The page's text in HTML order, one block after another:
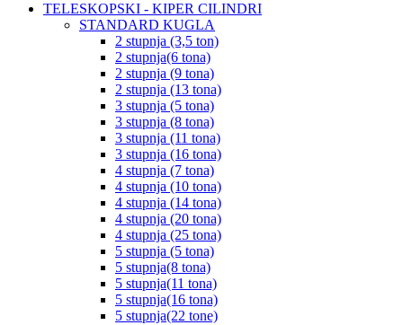
TELESKOPSKI - KIPER CILINDRI
STANDARD KUGLA
2 stupnja (3,5 ton)
2 stupnja(6 tona)
2 stupnja (9 tona)
2 stupnja (13 tona)
3 stupnja (5 tona)
3 stupnja (8 tona)
3 stupnja (11 tona)
3 stupnja (16 tona)
4 stupnja (7 tona)
4 stupnja (10 tona)
4 stupnja (14 tona)
4 stupnja (20 tona)
4 stupnja (25 tona)
5 stupnja (5 tona)
5 stupnja(8 tona)
5 stupnja(11 tona)
5 stupnja(16 tona)
5 stupnja(22 tone)